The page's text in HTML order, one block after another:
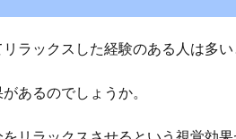
ラックスした経験のある人は多い
あるのでしょうか。